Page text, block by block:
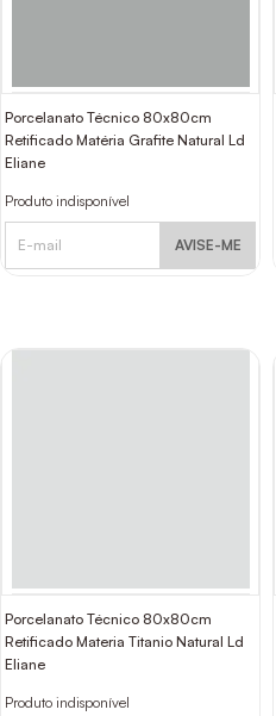
Porcelanato Técnico 80x80cm
Retificado Matéria Grafite Natural Ld
Eliane
Produto indisponível
AVISE-ME
Porcelanato Técnico 80x80cm
Retificado Materia Titanio Natural Ld
Eliane
Produto indisponível